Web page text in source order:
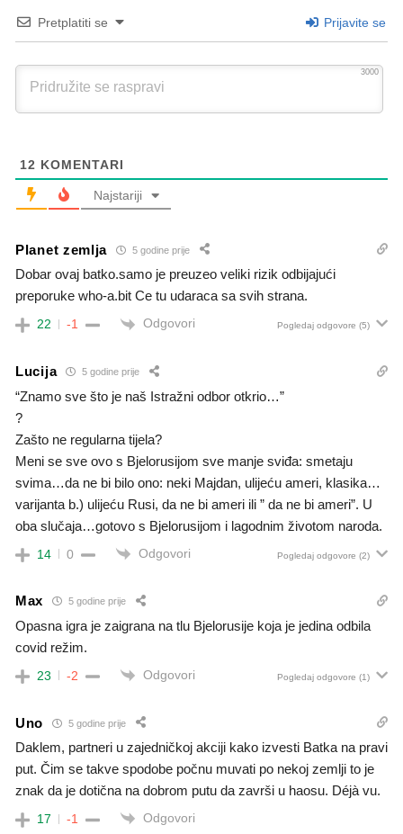
Pretplatiti se Prijavite se
3000
12 KOMENTARI
Najstariji
Planet zemlja 5 godine prije
Dobar ovaj batko.samo je preuzeo veliki rizik odbijajući
preporuke who-a.bit Ce tu udaraca sa svih strana.
22 -1 Odgovori Pogledaj odgovore (5)
Lucija 5 godine prije
“Znamo sve što je naš Istražni odbor otkrio…”
?
Zašto ne regularna tijela?
Meni se sve ovo s Bjelorusijom sve manje sviđa: smetaju
svima…da ne bi bilo ono: neki Majdan, ulijeću ameri, klasika…
varijanta b.) ulijeću Rusi, da ne bi ameri ili ” da ne bi ameri”. U
oba slučaja…gotovo s Bjelorusijom i lagodnim životom naroda.
14 0 Odgovori Pogledaj odgovore (2)
Max 5 godine prije
Opasna igra je zaigrana na tlu Bjelorusije koja je jedina odbila
covid režim.
23 -2 Odgovori Pogledaj odgovore (1)
Uno 5 godine prije
Daklem, partneri u zajedničkoj akciji kako izvesti Batka na pravi
put. Čim se takve spodobe počnu muvati po nekoj zemlji to je
znak da je dotična na dobrom putu da završi u haosu. Déjà vu.
17 -1 Odgovori